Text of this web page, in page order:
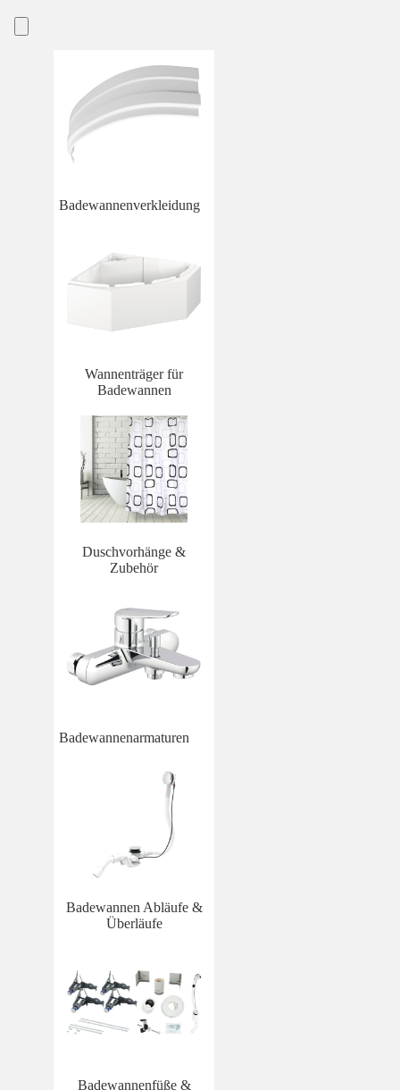
Badewannenverkleidung
Wannenträger für
Badewannen
Duschvorhänge &
Zubehör
Badewannenarmaturen
Badewannen Abläufe &
Überläufe
Badewannenfüße &